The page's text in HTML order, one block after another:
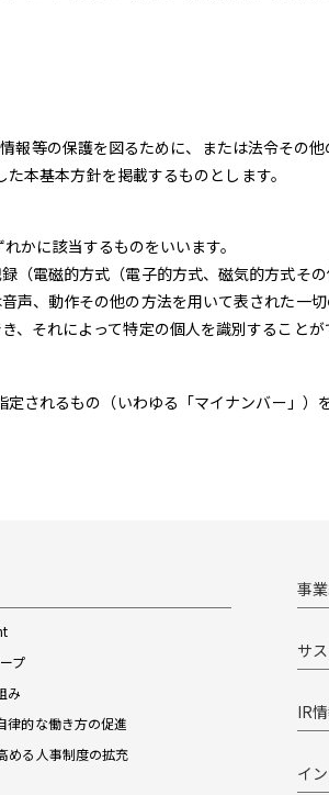
等の保護を図るために、または法令その
本基本方針を掲載するものとします。
かに該当するものをいいます。
電磁的方式（電子的方式、磁気的方式そ
、動作その他の方法を用いて表された一
それによって特定の個人を識別することが
されるもの（いわゆる「マイナンバー」）を
プ
み
律的な働き方の促進
める人事制度の拡充
事
サ
IR
イ